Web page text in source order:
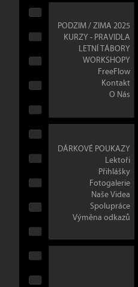
PODZIM / ZIMA 2025
KURZY - PRAVIDLA
LETNÍ TÁBORY
WORKSHOPY
FreeFlow
Kontakt
O Nás
DÁRKOVÉ POUKAZY
Lektoři
Přihlášky
Fotogalerie
Naše Videa
Spolupráce
Výměna odkazů